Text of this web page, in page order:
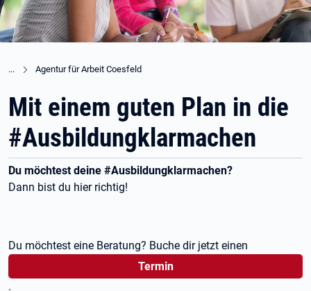
Agentur für Arbeit Coesfeld
Mit einem guten Plan in die
#Ausbildungklarmachen
Du möchtest deine #Ausbildungklarmachen?
Dann bist du hier richtig!
Du möchtest eine Beratung? Buche dir jetzt einen
Termin
.